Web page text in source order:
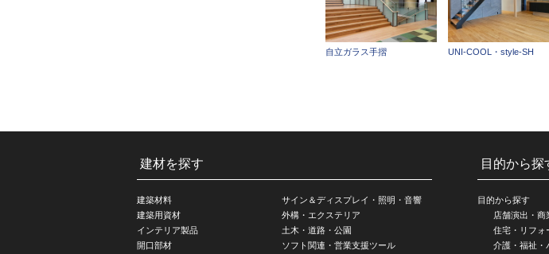
自立ガラス手摺 UNI-COOL・style-SH
建材を探す
建築材料
建築用資材
インテリア製品
開口部材
サイン＆ディスプレイ・照明・音響
外構・エクステリア
土木・道路・公園
ソフト関連・営業支援ツール
目的から探
目的から探す
店舗演出・商
住宅・リフォ
介護・福祉・